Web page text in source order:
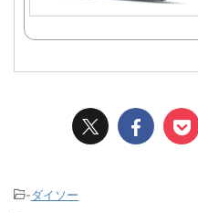
-ダイソー